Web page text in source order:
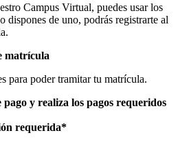
Campus Virtual, puedes usar los
dispones de uno, podrás registrarte al
matrícula
para poder tramitar tu matrícula.
y realiza los pagos requeridos
requerida*